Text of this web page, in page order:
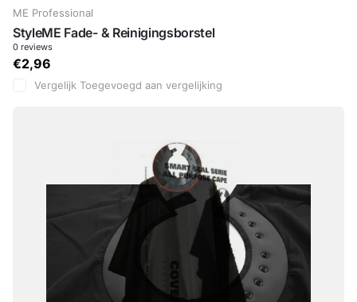
ME Professional
StyleME Fade- & Reinigingsborstel
0 reviews
€2,96
Vergelijk Toegevoegd aan vergelijking